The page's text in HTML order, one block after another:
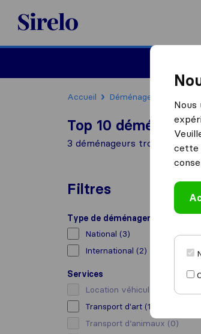
Sirelo.fr
Accueil Déménageurs France
Top 10
3 déménageurs trouvés à La
Filtres
Type de déménagement
National (3)
International (2)
Services
Location véhicule avec
Transport d'art (1)
Transport d’animaux (0)
Nous
cette